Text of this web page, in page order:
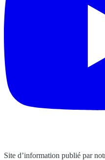
Site d’information publié par